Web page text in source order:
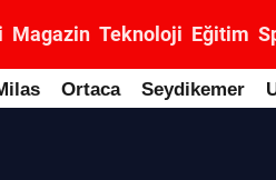
Magazin Teknoloji Eğitim
Ortaca Seydikemer